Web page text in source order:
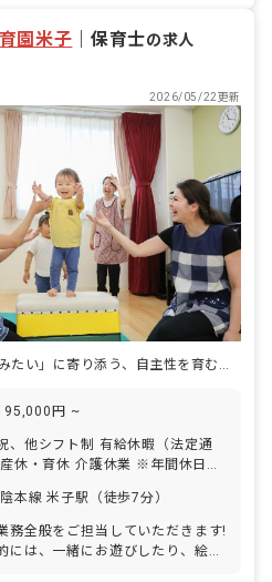
園米子 ｜保育士の求人
2026/05/22更新
子どもの「やってみたい」に寄り添う、自主性を育む保育のプロへ
円 ~
、他シフト制 有給休暇（法定通
休・育休 介護休業 ※年間休日
本線 米子駅（徒歩7分）
務全般をご担当していただきます!
には、一緒にお遊びしたり、絵本